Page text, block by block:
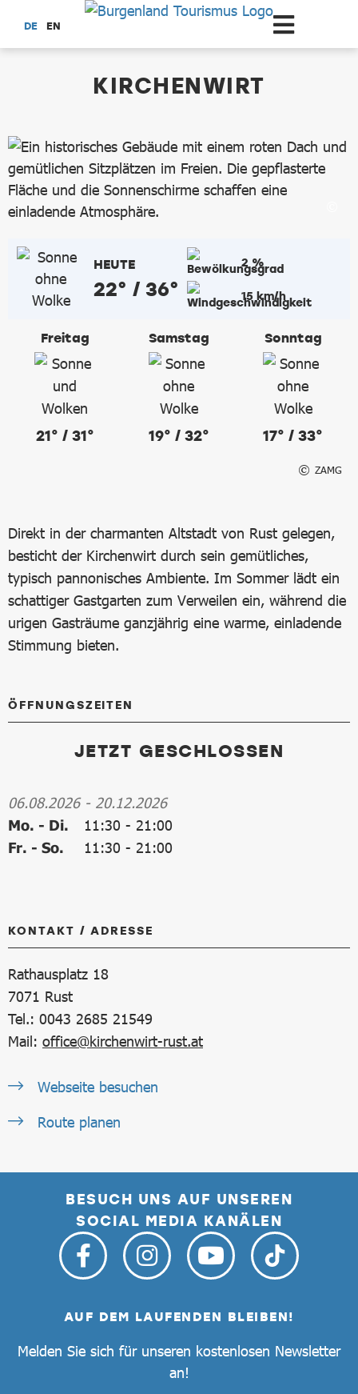
Zum Hauptinhalt springen
DE EN
KIRCHENWIRT
HEUTE
22° / 36°
2 %
15 km/h
Freitag
21° / 31°
Samstag
19° / 32°
Sonntag
17° / 33°
ZAMG
Direkt in der charmanten Altstadt von Rust gelegen,
besticht der Kirchenwirt durch sein gemütliches,
typisch pannonisches Ambiente. Im Sommer lädt ein
schattiger Gastgarten zum Verweilen ein, während die
urigen Gasträume ganzjährig eine warme, einladende
Stimmung bieten.
ÖFFNUNGSZEITEN
JETZT GESCHLOSSEN
06.08.2026- 20.12.2026
Mo. - Di.
11:30 - 21:00
Fr. - So.
11:30 - 21:00
KONTAKT / ADRESSE
Rathausplatz 18
7071 Rust
Tel.: 0043 2685 21549
Mail: office@kirchenwirt-rust.at
Webseite besuchen
Route planen
BESUCH UNS AUF UNSEREN
SOCIAL MEDIA KANÄLEN
AUF DEM LAUFENDEN BLEIBEN!
Melden Sie sich für unseren kostenlosen Newsletter
an!